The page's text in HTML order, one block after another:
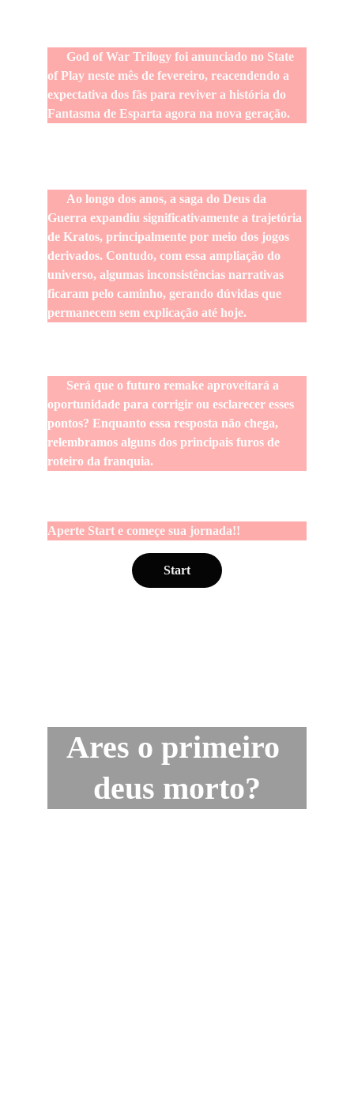
of Play neste mês de fevereiro, reacendendo a
expectativa dos fãs para reviver a história do
Fantasma de Esparta agora na nova geração.
Guerra expandiu significativamente a trajetória
de Kratos, principalmente por meio dos jogos
derivados. Contudo, com essa ampliação do
universo, algumas inconsistências narrativas
ficaram pelo caminho, gerando dúvidas que
permanecem sem explicação até hoje.
oportunidade para corrigir ou esclarecer esses
pontos? Enquanto essa resposta não chega,
relembramos alguns dos principais furos de
roteiro da franquia.
Start
Aperte Start e começe sua jornada!!
Ares o primeiro
deus morto?